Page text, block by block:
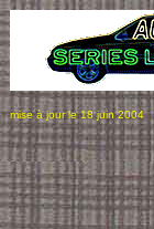
mise à jour le 18 juin 2004